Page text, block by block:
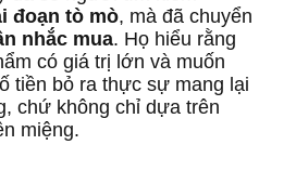
đoạn tò mò, mà đã chuyển
nhắc mua. Họ hiểu rằng
có giá trị lớn và muốn
tiền bỏ ra thực sự mang lại
chứ không chỉ dựa trên
miệng.